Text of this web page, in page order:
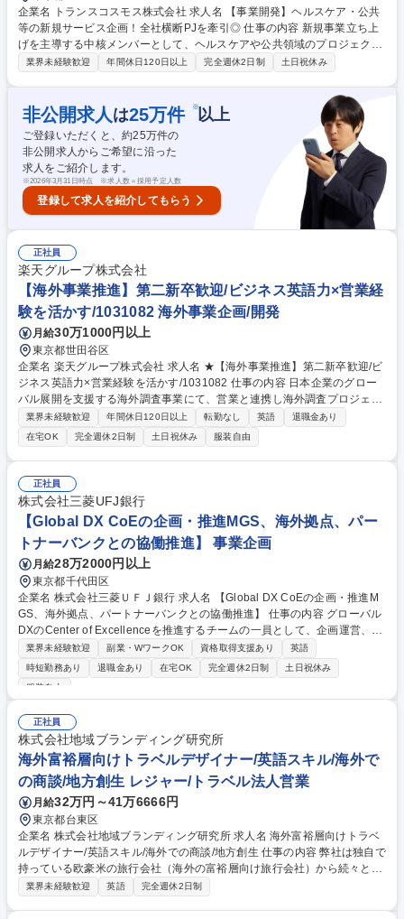
企業名 トランスコスモス株式会社 求人名 【事業開発】ヘルスケア・公共
等の新規サービス企画！全社横断PJを牽引◎ 仕事の内容 新規事業立ち上
げを主導する中核メンバーとして、ヘルスケアや公共領域のプロジェクト
を牽引。提案構築から実行管理まで一気通貫で担い、スピード感を持って
の新規事業機会の探索・企画立案から、顧客ニーズの把握・競合分析まで
幅広く担当します。収支・リソース等の事業計画策定、パートナー企業と
の交渉や契約締結も主導。さらにプロジェクト推進・実行管理として社内
外の調整や進捗管理を行うほか、既存事業の拡大施策も実行。健康増進B
POや統合事務センター構想などの最前線で、課題発見からサービス構築
まで裁量を持って推進できる環境です。 募集職種 【事業開発】ヘルスケ
ア・公共等の新規サービス企画！全社横断PJを牽引◎
業界未経験歓迎 年間休日120日以上 完全週休2日制 土日祝休み
非公開求人 は25万件 ※以上
ご登録いただくと、約25万件の
非公開求人からご希望に沿った
求人をご紹介します。
※2026年3月31日時点 ※求人数＝採用予定人数
登録して求人を紹介してもらう
正社員
楽天グループ株式会社
【海外事業推進】第二新卒歓迎/ビジネス英語力×営業経
験を活かす/1031082 海外事業企画/開発
月給30万1000円以上
東京都世田谷区
企業名 楽天グループ株式会社 求人名 ★【海外事業推進】第二新卒歓迎/ビ
ジネス英語力×営業経験を活かす/1031082 仕事の内容 日本企業のグロー
バル展開を支援する海外調査事業にて、営業と連携し海外調査プロジェク
トを成功へ導くコアメンバーを募集。英語力を活かし、マーケティングの
プロへステップアップできる環境です。 ■顧客のニーズに応じた最適な海
外調査プランの提案・見積・スケジュール作成 ■受注後の調査オペレーシ
ョン円滑化に向けた、社内外チームとの折協やサポート ■売上拡大に向け
た営業戦略・プロモーション施策の立案および実行 ■市場動向や競合分析
に基づく戦略提案、新規プロダクトの開発支援 ■海外調査パートナーやグ
ローバル社との連携、進捗・品質管理、新規開拓 募集職種 ★【海外事業
推進】第二新卒歓迎/ビジネス英語力×営業経験を活かす/1031082
業界未経験歓迎 年間休日120日以上 転勤なし 英語
退職金あり
在宅OK
完全週休2日制 土日祝休み 服装自由
正社員
株式会社三菱UFJ銀行
【Global DX CoEの企画・推進MGS、海外拠点、パー
トナーバンクとの協働推進】 事業企画
月給28万2000円以上
東京都千代田区
企業名 株式会社三菱ＵＦＪ銀行 求人名 【Global DX CoEの企画・推進M
GS、海外拠点、パートナーバンクとの協働推進】 仕事の内容 グローバル
DXのCenter of Excellenceを推進するチームの一員として、企画運営、海
外拠点・海外グループ会社との協働推進、プロジェクトマネジメントに従
事いただきます。 【魅力】■BPRの基本的な考え方にも触れて頂きつつ、
邦銀随一の海外ネットワークを誇る当行に於いて、グローバルベースでD
ジュアル、在宅勤務は50％以上、休暇はもちろん、育休を取る方が多くい
ます。 ■中途採用も多く、全体の20～30％が中途採用者となり、今後更に
拡大予定。DX人材に特化した人事制度があります。 募集職種 【Global D
X CoEの企画・推進MGS、海外拠点、パートナーバンクとの協働推進】
業界未経験歓迎 副業・WワークOK 資格取得支援あり
英語
時短勤務あり
退職金あり 在宅OK 完全週休2日制
土日祝休み
服装自由
正社員
株式会社地域ブランディング研究所
海外富裕層向けトラベルデザイナー/英語スキル/海外で
の商談/地方創生 レジャー/トラベル法人営業
月給32万円～41万6666円
東京都台東区
企業名 株式会社地域ブランディング研究所 求人名 海外富裕層向けトラベ
ルデザイナー/英語スキル/海外での商談/地方創生 仕事の内容 弊社は独自で
持っている欧豪米の旅行会社（海外の富裕層向け旅行会社）から続々と手
配リクエストがあります。弊社がネットワークを持つ国内の特別な文化体
業界未経験歓迎 英語 完全週休2日制